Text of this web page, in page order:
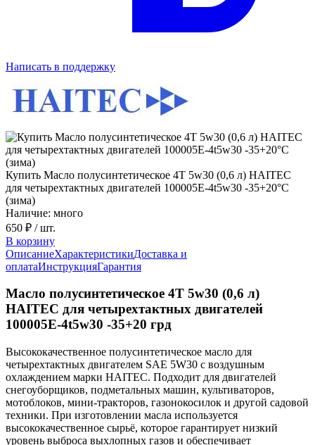
Написать в поддержку
Купить Масло полусинтетическое 4T 5w30 (0,6 л) HAITEC
для четырехтактных двигателей 100005E-4t5w30 -35+20°С
(зима)
Наличие: много
650 ₽ / шт.
В корзину
ОписаниеХарактеристикиДоставка и
оплатаИнструкцияГарантия
Масло полусинтетическое 4T 5w30 (0,6 л)
HAITEC для четырехтактных двигателей
100005E-4t5w30 -35+20 грд
Высококачественное полусинтетическое масло для
четырехтактных двигателем SAE 5W30 с воздушным
охлаждением марки НАITЕС. Подходит для двигателей
снегоуборщиков, подметальных машин, культиваторов,
мотоблоков, мини-тракторов, газонокосилок и другой садовой
техники. При изготовлении масла используется
высококачественное сырьё, которое гарантирует низкий
уровень выброса выхлопных газов и обеспечивает